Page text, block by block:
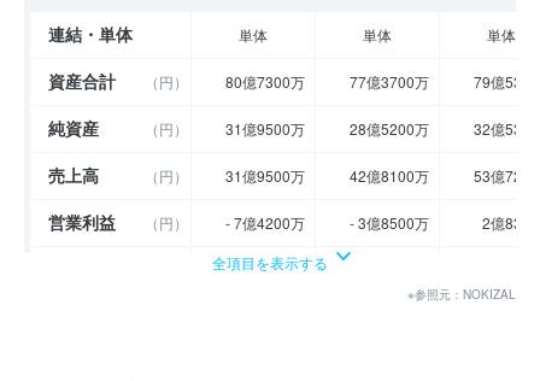
連結・単体 単体 単体 単体
資産合計 （円） 80億7300万 77億3700万 79億
純資産 （円） 31億9500万 28億5200万 32億
売上高 （円） 31億9500万 42億8100万 53億
営業利益 （円） - 7億4200万 - 3億8500万 2億
- 4億6800万
全項目を表示する
※参照元：NOKIZAL